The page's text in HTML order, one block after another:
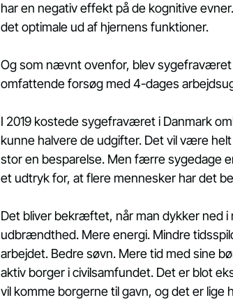
har en negativ effekt på de kognitive
det optimale ud af hjernens funktioner.
Og som nævnt ovenfor, blev
omfattende forsøg med 4-dages
I 2019 kostede sygefraværet i Danmark
kunne halvere de udgifter. Det vil være
stor en besparelse. Men færre sygedage
et udtryk for, at flere mennesker har det
Det bliver bekræftet, når man dykker ned
udbrændthed. Mere energi. Mindre
arbejdet. Bedre søvn. Mere tid med sine
aktiv borger i civilsamfundet. Det er blot
vil komme borgerne til gavn, og det er